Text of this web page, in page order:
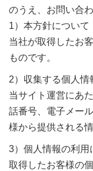
のうえ、お問い合
1）本方針について
当社が取得したお
ものです。
2）収集する個人情
当サイト運営にあ
話番号、電子メー
様から提供される
3）個人情報の利用
取得したお客様の